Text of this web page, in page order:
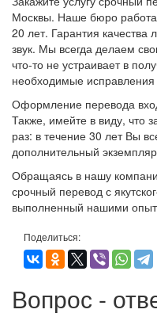
Москвы. Наше бюро
20 лет. Гарантия качества
звук. Мы всегда делаем
что-то не устраивает в
необходимые
Оформление перевода
Также, имейте в виду, что
раз: в течение 30 лет Вы
дополнительный
Обращаясь в нашу
срочный перевод с
выполненный нашими
Поделиться:
Вопрос -